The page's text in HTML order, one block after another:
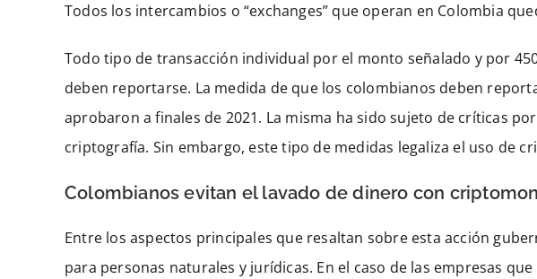
Todos los intercambios o “exchanges” que operan en Colombia
Todo tipo de transacción individual por el monto señalado y por
deben reportarse. La medida de que los colombianos deben
aprobaron a finales de 2021. La misma ha sido sujeto de críticas
criptografía. Sin embargo, este tipo de medidas legaliza el uso de
Colombianos evitan el lavado de dinero con
Entre los aspectos principales que resaltan sobre esta acción
para personas naturales y jurídicas. En el caso de las empresas